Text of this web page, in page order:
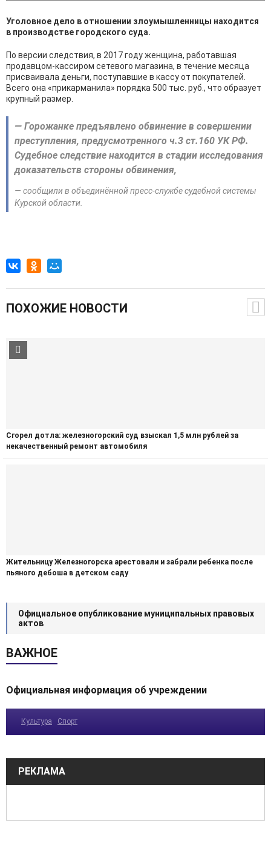
Уголовное дело в отношении злоумышленницы находится
в производстве городского суда.
По версии следствия, в 2017 году женщина, работавшая
продавцом-кассиром сетевого магазина, в течение месяца
присваивала деньги, поступавшие в кассу от покупателей.
Всего она «прикарманила» порядка 500 тыс. руб., что образует
крупный размер.
— Горожанке предъявлено обвинение в совершении
преступления, предусмотренного ч.3 ст.160 УК РФ.
Судебное следствие находится в стадии исследования
доказательств стороны обвинения,
— сообщили в объединённой пресс-службе судебной системы
Курской области.
ПОХОЖИЕ НОВОСТИ
Сгорел дотла: железногорский суд взыскал 1,5 млн рублей за
некачественный ремонт автомобиля
Жительницу Железногорска арестовали и забрали ребенка после
пьяного дебоша в детском саду
Официальное опубликование муниципальных правовых
актов
ВАЖНОЕ
Официальная информация об учреждении
Культура Спорт
РЕКЛАМА